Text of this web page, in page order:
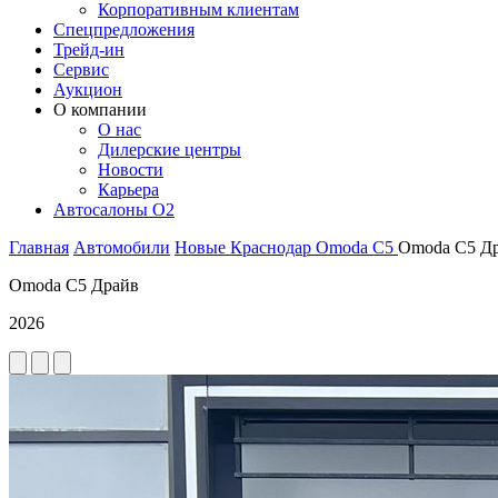
Корпоративным клиентам
Спецпредложения
Трейд-ин
Сервис
Аукцион
О компании
О нас
Дилерские центры
Новости
Карьера
Автосалоны O2
Главная Автомобили Новые Краснодар Omoda C5 Omoda C5
Omoda C5 Драйв
2026